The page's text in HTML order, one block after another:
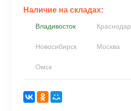
Наличие на складах:
Владивосток Краснодар
Новосибирск Москва
Омск